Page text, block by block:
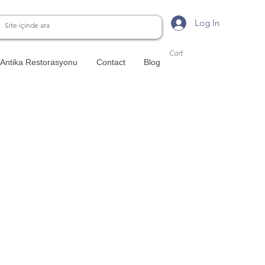
Log In
Antika Restorasyonu Contact Blog
Cart